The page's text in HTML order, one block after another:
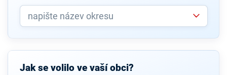
Jak se volilo ve vaší obci?